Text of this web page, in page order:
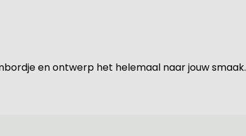
en ontwerp het helemaal naar jouw smaak.